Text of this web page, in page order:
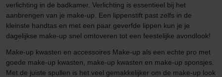
verlichting in de badkamer. Verlichting is essentieel bij het
aanbrengen van je make-up. Een lippenstift past zelfs in de
kleinste handtas en met een paar geverfde lippen kun je je
dagelijkse make-up snel omtoveren tot een feestelijke avondlook!
Make-up kwasten en accessoires Make-up als een echte pro met
goede make-up kwasten, make-up kwasten en make-up sponsjes.
Met de juiste spullen is het veel gemakkelijker om de make-up look